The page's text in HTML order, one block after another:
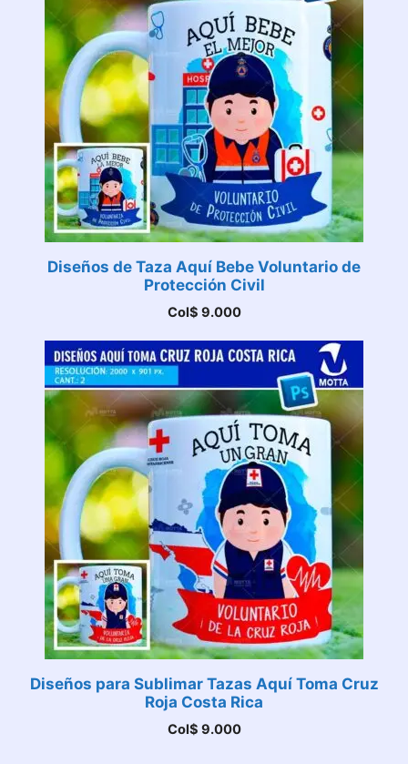
Diseños de Taza Aquí Bebe Voluntario de
Protección Civil
Col$ 9.000
Diseños para Sublimar Tazas Aquí Toma Cruz
Roja Costa Rica
Col$ 9.000